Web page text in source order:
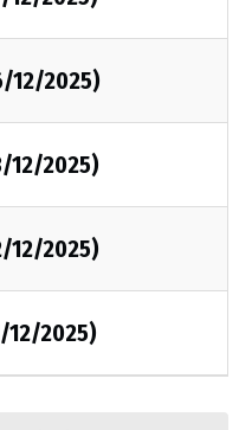
12/2025)
12/2025)
12/2025)
12/2025)